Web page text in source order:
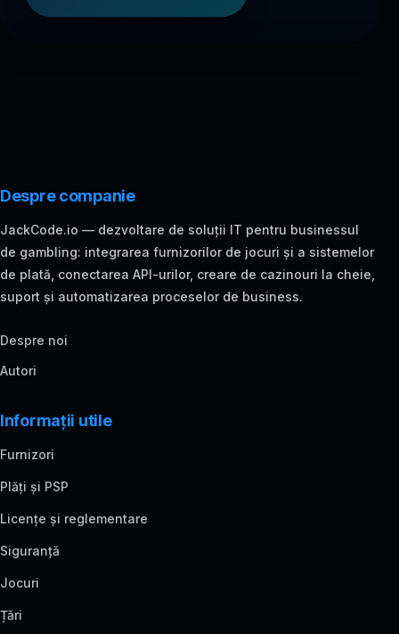
Despre companie
JackCode.io — dezvoltare de soluții IT pentru businessul
de gambling: integrarea furnizorilor de jocuri și a sistemelor
de plată, conectarea API-urilor, creare de cazinouri la cheie,
suport și automatizarea proceselor de business.
Despre noi
Autori
Informații utile
Furnizori
Plăți și PSP
Licențe și reglementare
Siguranță
Jocuri
Țări